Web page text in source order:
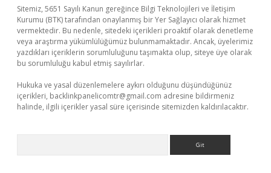
Sitemiz, 5651 Sayılı Kanun gereğince Bilgi Teknolojileri ve İletişim
Kurumu (BTK) tarafından onaylanmış bir Yer Sağlayıcı olarak hizmet
vermektedir. Bu nedenle, sitedeki içerikleri proaktif olarak denetleme
veya araştırma yükümlülüğümüz bulunmamaktadır. Ancak, üyelerimiz
yazdıkları içeriklerin sorumluluğunu taşımakta olup, siteye üye olarak
bu sorumluluğu kabul etmiş sayılırlar.
Hukuka ve yasal düzenlemelere aykırı olduğunu düşündüğünüz
içerikleri, backlinkpanelicomtr@gmail.com adresine bildirmeniz
halinde, ilgili içerikler yasal süre içerisinde sitemizden kaldırılacaktır.